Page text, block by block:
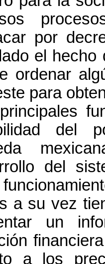
por
el hecho
ordenar
para
del
del
a su vez
un
a los